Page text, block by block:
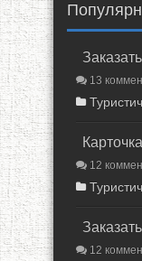
13
12
12